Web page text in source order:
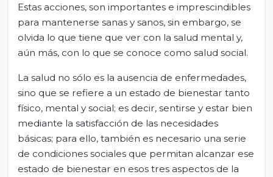
Estas acciones, son importantes e imprescindibles
para mantenerse sanas y sanos, sin embargo, se
olvida lo que tiene que ver con la salud mental y,
aún más, con lo que se conoce como salud social.
La salud no sólo es la ausencia de enfermedades,
sino que se refiere a un estado de bienestar tanto
físico, mental y social; es decir, sentirse y estar bien
mediante la satisfacción de las necesidades
básicas; para ello, también es necesario una serie
de condiciones sociales que permitan alcanzar ese
estado de bienestar en esos tres aspectos de la